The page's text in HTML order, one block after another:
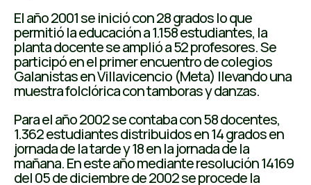
El año 2001 se inició con 28 grados lo que
permitió la educación a 1.158 estudiantes, la
planta docente se amplió a 52 profesores. Se
participó en el primer encuentro de colegios
Galanistas en Villavicencio (Meta) llevando una
muestra folclórica con tamboras y danzas.
Para el año 2002 se contaba con 58 docentes,
1.362 estudiantes distribuidos en 14 grados en
jornada de la tarde y 18 en la jornada de la
mañana. En este año mediante resolución 14169
del 05 de diciembre de 2002 se procede la